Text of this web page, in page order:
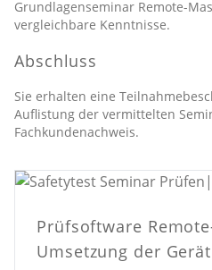
Grundlagenseminar Remote-
vergleichbare Kenntnisse.
Abschluss
Sie erhalten eine
Auflistung der vermittelten
Fachkundenachweis.
Prüfsoftware
Umsetzung der